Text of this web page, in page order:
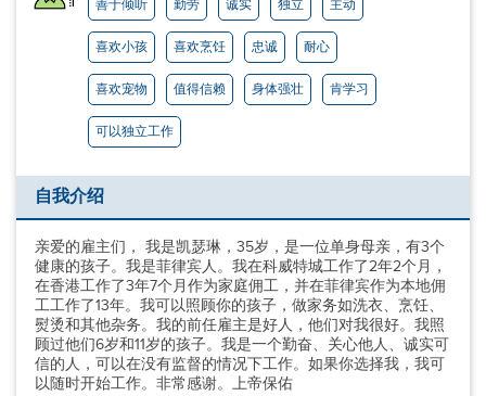
善于倾听 勤劳 诚实 独立 主动
喜欢小孩 喜欢烹饪 忠诚 耐心
喜欢宠物 值得信赖 身体强壮 肯学习
可以独立工作
自我介绍
亲爱的雇主们， 我是凯瑟琳，35岁，是一位单身母亲，有3个
健康的孩子。我是菲律宾人。我在科威特城工作了2年2个月，
在香港工作了3年7个月作为家庭佣工，并在菲律宾作为本地佣
工工作了13年。我可以照顾你的孩子，做家务如洗衣、烹饪、
熨烫和其他杂务。我的前任雇主是好人，他们对我很好。我照
顾过他们6岁和11岁的孩子。我是一个勤奋、关心他人、诚实可
信的人，可以在没有监督的情况下工作。如果你选择我，我可
以随时开始工作。非常感谢。上帝保佑